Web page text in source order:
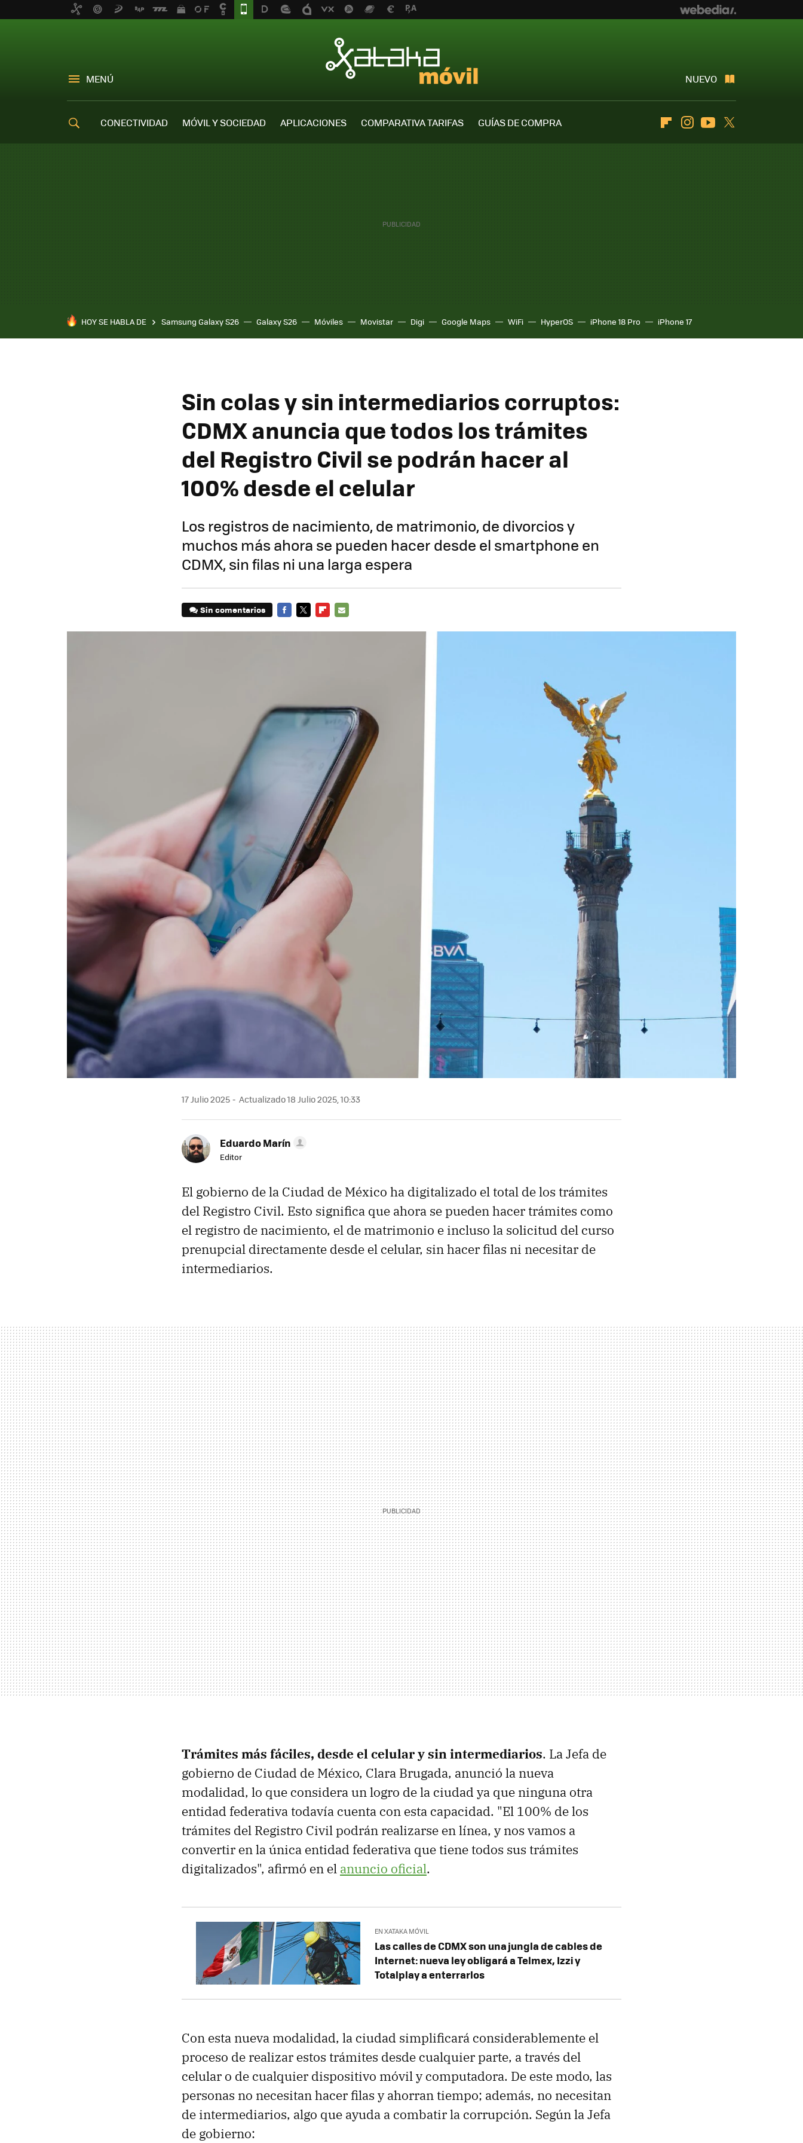
MENÚ NUEVO
CONECTIVIDAD MÓVIL Y SOCIEDAD APLICACIONES COMPARATIVA TARIFAS
GUÍAS DE COMPRA
FlipboardInstagramYoutube
HOY SE HABLA DE Samsung Galaxy S26 Galaxy S26 Móviles Movistar Digi Google Maps WiFi HyperOS iPhone 18 Pro iPhone 17
Sin colas y sin intermediarios corruptos:
CDMX anuncia que todos los trámites
del Registro Civil se podrán hacer al
100% desde el celular
Los registros de nacimiento, de matrimonio, de divorcios y
muchos más ahora se pueden hacer desde el smartphone en
CDMX, sin filas ni una larga espera
Sin comentarios
17 Julio 2025 Actualizado 18 Julio 2025, 10:33
Eduardo Marín
Editor
El gobierno de la Ciudad de México ha digitalizado el total de los trámites
del Registro Civil. Esto significa que ahora se pueden hacer trámites como
el registro de nacimiento, el de matrimonio e incluso la solicitud del curso
prenupcial directamente desde el celular, sin hacer filas ni necesitar de
intermediarios.
Trámites más fáciles, desde el celular y sin intermediarios. La Jefa de
gobierno de Ciudad de México, Clara Brugada, anunció la nueva
modalidad, lo que considera un logro de la ciudad ya que ninguna otra
entidad federativa todavía cuenta con esta capacidad. "El 100% de los
trámites del Registro Civil podrán realizarse en línea, y nos vamos a
convertir en la única entidad federativa que tiene todos sus trámites
digitalizados", afirmó en el anuncio oficial.
EN XATAKA MÓVIL
Las calles de CDMX son una jungla de cables de
Internet: nueva ley obligará a Telmex, Izzi y
Totalplay a enterrarlos
Con esta nueva modalidad, la ciudad simplificará considerablemente el
proceso de realizar estos trámites desde cualquier parte, a través del
celular o de cualquier dispositivo móvil y computadora. De este modo, las
personas no necesitan hacer filas y ahorran tiempo; además, no necesitan
de intermediarios, algo que ayuda a combatir la corrupción. Según la Jefa
de gobierno: